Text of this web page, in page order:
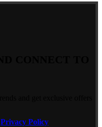
Privacy Policy